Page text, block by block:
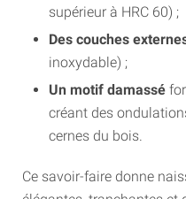
supérieur à HRC 60) ;
Des couches
inoxydable) ;
Un motif damassé
créant des
cernes du bois.
Ce savoir-faire donne